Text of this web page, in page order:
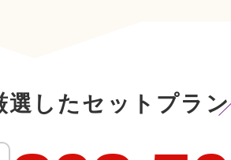
選したセットプラン